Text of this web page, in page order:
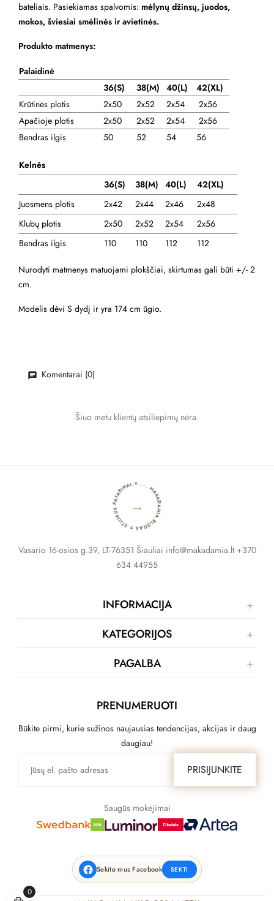
bateliais. Pasiekiamas spalvomis: mėlynų džinsų, juodos,
mokos, šviesiai smėlinės ir avietinės.
Produkto matmenys:
Palaidinė
36(S)
38(M) 40(L)
42(XL)
Krūtinės plotis
2x50 2x52 2x54
2x56
Apačioje plotis
2x50 2x52 2x54
2x56
Bendras ilgis
50 52 54 56
Kelnės
36(S)
38(M) 40(L)
42(XL)
Juosmens plotis
2x42 2x44 2x46
2x48
Klubų plotis
2x50 2x52 2x54
2x56
Bendras ilgis
110 110 112 112
Nurodyti matmenys matuojami plokščiai, skirtumas gali būti +/- 2
cm.
Modelis dėvi S dydį ir yra 174 cm ūgio.
Komentarai (0)
Šiuo metu klientų atsiliepimų nėra.
MAKADAMIA BLOGAS ✦ STILIAUS PATARIMAI ✦
→
Vasario 16-osios g.39, LT-76351 Šiauliai info@makadamia.lt +370
634 44955
INFORMACIJA
KATEGORIJOS
PAGALBA
PRENUMERUOTI
Būkite pirmi, kurie sužinos naujausias tendencijas, akcijas ir daug
daugiau!
PRISIJUNKITE
Saugūs mokėjimai
Sekite mus Facebook SEKTI
0